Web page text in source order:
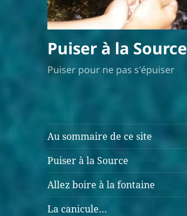
Puiser à la Source
Puiser pour ne pas s'épuiser
Au sommaire de ce site
Puiser à la Source
Allez boire à la fontaine
La canicule…